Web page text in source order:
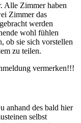
Alle Zimmer haben
Zimmer das
werden
wohl fühlen
ob sie sich vorstellen
zu teilen.
vermerken!!!
anhand des bald hier
selbst